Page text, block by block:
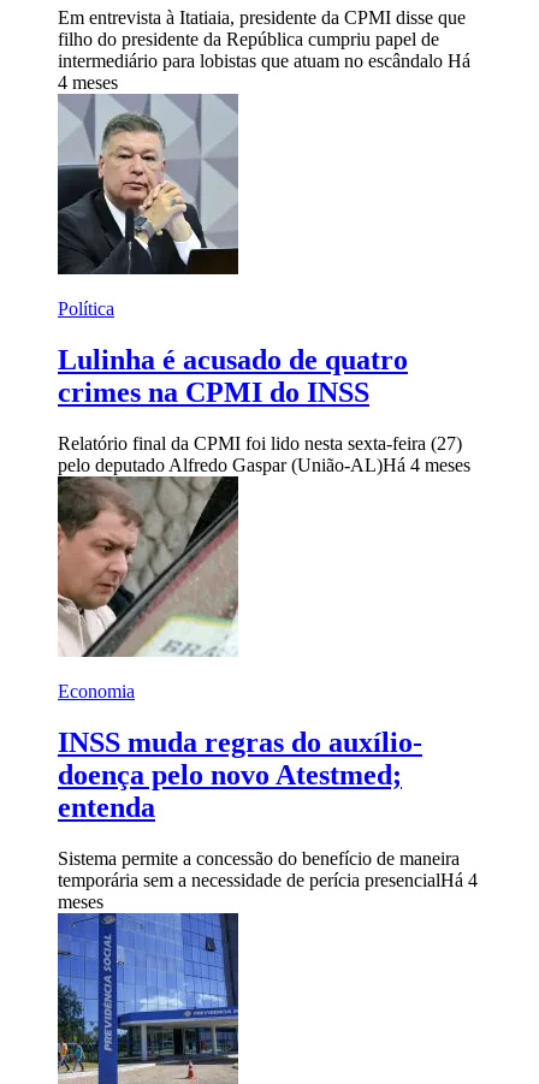
Em entrevista à Itatiaia, presidente da CPMI disse que
filho do presidente da República cumpriu papel de
intermediário para lobistas que atuam no escândalo Há
4 meses
Política
Lulinha é acusado de quatro
crimes na CPMI do INSS
Relatório final da CPMI foi lido nesta sexta-feira (27)
pelo deputado Alfredo Gaspar (União-AL)Há 4 meses
Economia
INSS muda regras do auxílio-
doença pelo novo Atestmed;
entenda
Sistema permite a concessão do benefício de maneira
temporária sem a necessidade de perícia presencialHá 4
meses